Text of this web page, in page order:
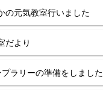
元気教室行いました
だより
ラリーの準備をしました